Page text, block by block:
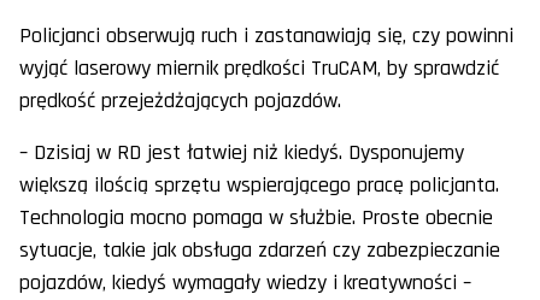
Policjanci obserwują ruch i zastanawiają się, czy powinni
wyjąć laserowy miernik prędkości TruCAM, by sprawdzić
prędkość przejeżdżających pojazdów.
– Dzisiaj w RD jest łatwiej niż kiedyś. Dysponujemy
większą ilością sprzętu wspierającego pracę policjanta.
Technologia mocno pomaga w służbie. Proste obecnie
sytuacje, takie jak obsługa zdarzeń czy zabezpieczanie
pojazdów, kiedyś wymagały wiedzy i kreatywności –